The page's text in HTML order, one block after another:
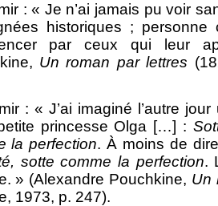
: « Je n’ai jamais pu voir
historiques ;
par ceux qui leur
Un roman par lettres
: « J’ai imaginé l’autre
princesse Olga […] :
la perfection. À moins de
sotte comme la perfection.
» (Alexandre Pouchkine, Un
1973, p. 247).